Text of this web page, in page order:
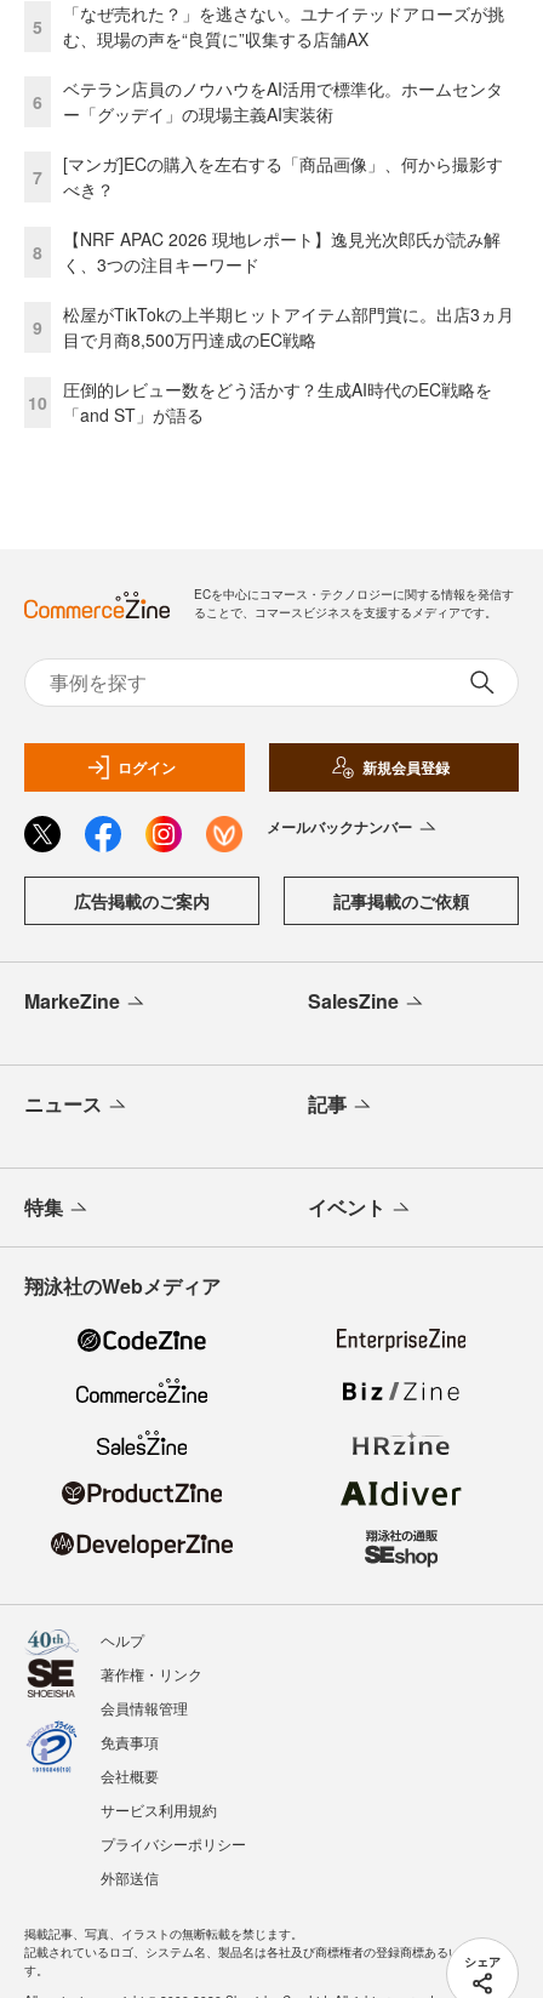
シェア
5
「なぜ売れた？」を逃さない。ユナイテッドアローズが挑
む、現場の声を“良質に”収集する店舗AX
6
ベテラン店員のノウハウをAI活用で標準化。ホームセンタ
ー「グッデイ」の現場主義AI実装術
7
[マンガ]ECの購入を左右する「商品画像」、何から撮影す
べき？
8
【NRF APAC 2026 現地レポート】逸見光次郎氏が読み解
く、3つの注目キーワード
9
松屋がTikTokの上半期ヒットアイテム部門賞に。出店3ヵ月
目で月商8,500万円達成のEC戦略
10
圧倒的レビュー数をどう活かす？生成AI時代のEC戦略を
「and ST」が語る
ECを中心にコマース・テクノロジーに関する情報を発信す
ることで、コマースビジネスを支援するメディアです。
ログイン 新規会員登録
メールバックナンバー
広告掲載のご案内 記事掲載のご依頼
MarkeZine SalesZine
ニュース 記事
特集 イベント
翔泳社のWebメディア
ヘルプ
著作権・リンク
会員情報管理
免責事項
会社概要
サービス利用規約
プライバシーポリシー
外部送信
掲載記事、写真、イラストの無断転載を禁じます。
記載されているロゴ、システム名、製品名は各社及び商標権者の登録商標あるいは商標で
す。